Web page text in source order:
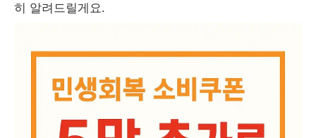
히 알려드릴게요.